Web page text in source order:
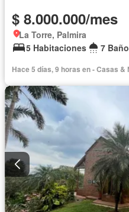
$ 8.000.000/mes
La Torre, Palmira
5 Habitaciones
7
Hace 5 días, 9 horas en - Casas